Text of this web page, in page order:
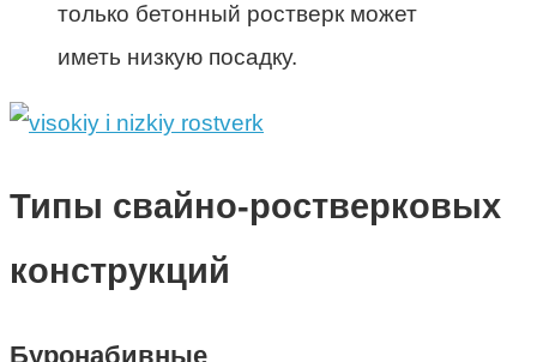
только бетонный ростверк может
иметь низкую посадку.
Типы свайно-ростверковых
конструкций
Буронабивные